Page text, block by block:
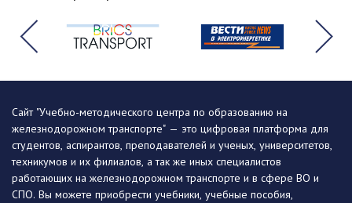
Сайт "Учебно-методического центра по образованию на
железнодорожном транспорте" — это цифровая платформа для
студентов, аспирантов, преподавателей и ученых, университетов,
техникумов и их филиалов, а так же иных специалистов
работающих на железнодорожном транспорте и в сфере ВО и
СПО. Вы можете приобрести учебники, учебные пособия,